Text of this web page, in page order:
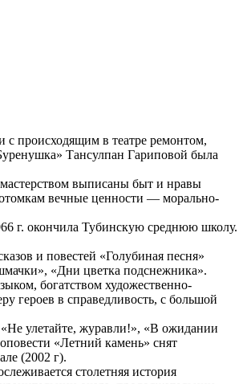
происходящим в театре ремонтом,
Тансулпан Гариповой была
выписаны быт и нравы
вечные ценности — морально-
г. окончила Тубинскую среднюю школу.
и повестей «Голубиная песня»
«Дни цветка подснежника».
богатством художественно-
героев в справедливость, с большой
улетайте, журавли!», «В ожидании
«Летний камень» снят
(2002 г).
столетняя история